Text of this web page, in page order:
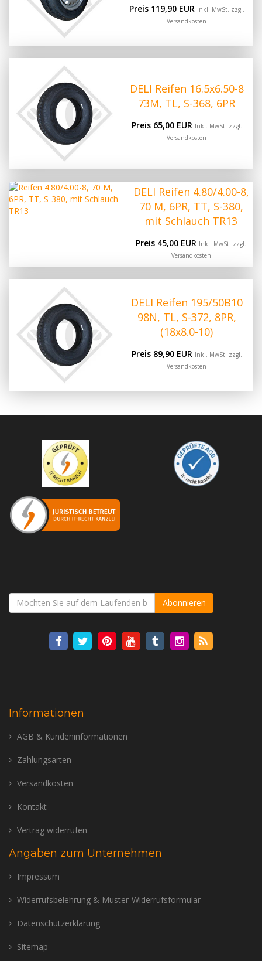
Preis 119,90 EUR Inkl. MwSt. zzgl.
Versandkosten
DELI Reifen 16.5x6.50-8
73M, TL, S-368, 6PR
Preis 65,00 EUR Inkl. MwSt. zzgl.
Versandkosten
DELI Reifen 4.80/4.00-8,
70 M, 6PR, TT, S-380,
mit Schlauch TR13
Preis 45,00 EUR Inkl. MwSt. zzgl.
Versandkosten
DELI Reifen 195/50B10
98N, TL, S-372, 8PR,
(18x8.0-10)
Preis 89,90 EUR Inkl. MwSt. zzgl.
Versandkosten
Abonnieren
Informationen
AGB & Kundeninformationen
Zahlungsarten
Versandkosten
Kontakt
Vertrag widerrufen
Angaben zum Unternehmen
Impressum
Widerrufsbelehrung & Muster-Widerrufsformular
Datenschutzerklärung
Sitemap